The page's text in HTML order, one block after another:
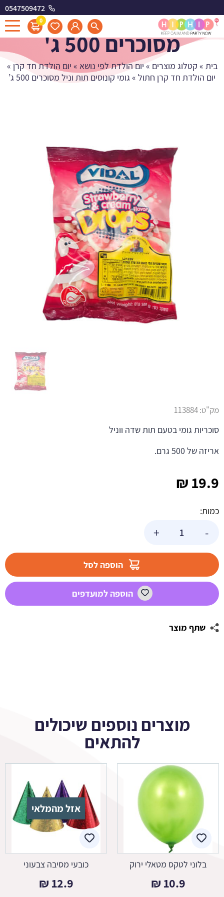
0547509472
0
גומי קונוסים תות וניל
מסוכרים 500 ג'
בית » קטלוג מוצרים » יום הולדת לפי נושא » יום הולדת חד קרן »
יום הולדת חד קרן חתול » גומי קונוסים תות וניל מסוכרים 500 ג’
19.9
₪
כמות:
-
וניל
500
+
הוספה לסל
הוספה למועדפים
שתף מוצר
מק"ט:113884
סוכריות גומי בטעם תות שדה ווניל
אריזה של 500 גרם.
מוצרים נוספים שיכולים
להתאים
בלוני לטקס מטאלי ירוק
10.9
₪
אזל מהמלאי
כובעי מסיבה צבעוני
12.9
₪